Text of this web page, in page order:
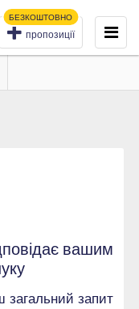
пропозиції
БЕЗКОШТОВНО
вашим
загальний запит